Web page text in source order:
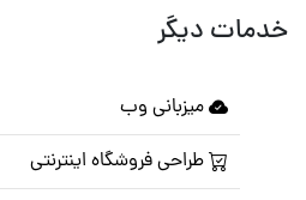
خدمات دیگر
میزبانی وب
طراحی فروشگاه اینترنتی